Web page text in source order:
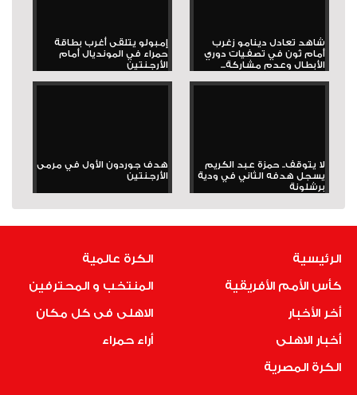
شاهد تعادل دينامو زغرب
أمام ثون في تصفيات دوري
الأبطال وعدم مشاركة...
إمبولو يتلقى أغرب بطاقة
حمراء في المونديال أمام
الأرجنتين
لا يتوقف.. حمزة عبد الكريم
يسجل هدفه الثاني في ودية
برشلونة
هدف جوردون الأول في مرمى
الأرجنتين
الرئيسية
كأس الأمم الأفريقية
أخر الأخبار
أخبار الاهلى
الكرة المصرية
الكرة عالمية
المنتخب و المحترفين
الاهلى فى كل مكان
أراء حمراء